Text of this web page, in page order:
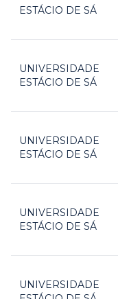
ESTÁCIO DE SÁ
UNIVERSIDADE
ESTÁCIO DE SÁ
UNIVERSIDADE
ESTÁCIO DE SÁ
UNIVERSIDADE
ESTÁCIO DE SÁ
UNIVERSIDADE